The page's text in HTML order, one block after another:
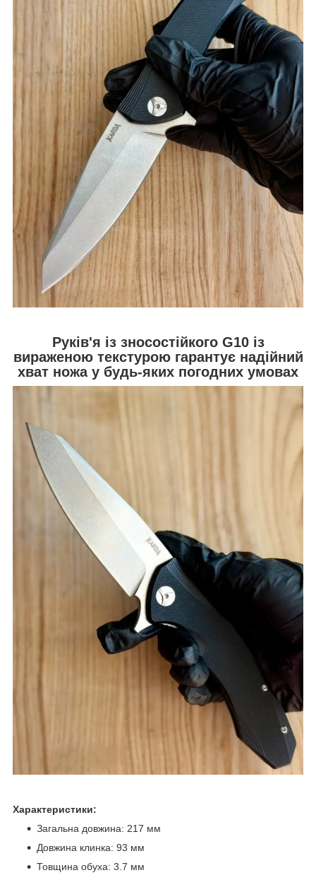
Руків'я із зносостійкого G10 із
вираженою текстурою гарантує надійний
хват ножа у будь-яких погодних умовах
Характеристики:
Загальна довжина: 217 мм
Довжина клинка: 93 мм
Товщина обуха: 3.7 мм